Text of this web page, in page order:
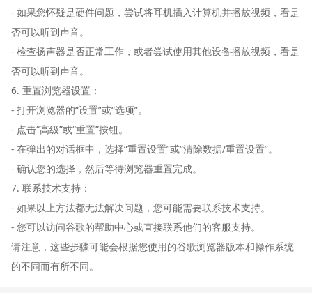
- 如果您怀疑是硬件问题，尝试将耳机插入计算机并播放视频，看是
否可以听到声音。
- 检查扬声器是否正常工作，或者尝试使用其他设备播放视频，看是
否可以听到声音。
6. 重置浏览器设置：
- 打开浏览器的“设置”或“选项”。
- 点击“高级”或“重置”按钮。
- 在弹出的对话框中，选择“重置设置”或“清除数据/重置设置”。
- 确认您的选择，然后等待浏览器重置完成。
7. 联系技术支持：
- 如果以上方法都无法解决问题，您可能需要联系技术支持。
- 您可以访问谷歌的帮助中心或直接联系他们的客服支持。
请注意，这些步骤可能会根据您使用的谷歌浏览器版本和操作系统
的不同而有所不同。